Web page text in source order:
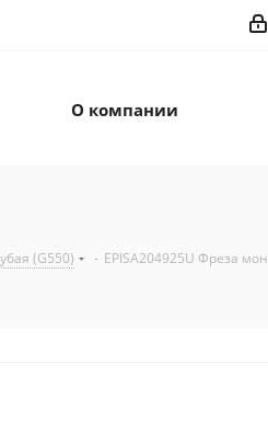
О компании
(G550) - EPISA204925U Фреза